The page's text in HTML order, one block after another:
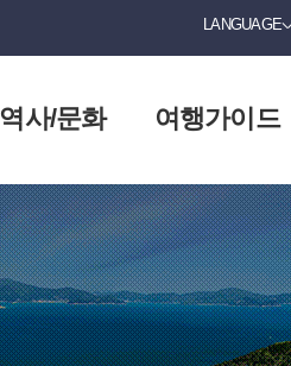
LANGUAGE
역사/문화 여행가이드